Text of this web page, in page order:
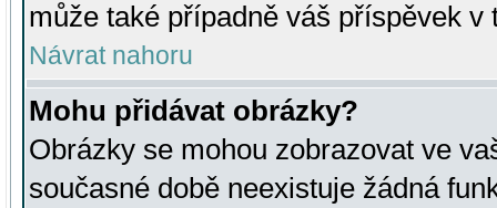
může také případně váš příspěvek v
Návrat nahoru
Mohu přidávat obrázky?
Obrázky se mohou zobrazovat ve
současné době neexistuje žádná